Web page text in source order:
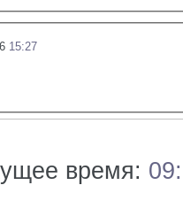
15:27
время: